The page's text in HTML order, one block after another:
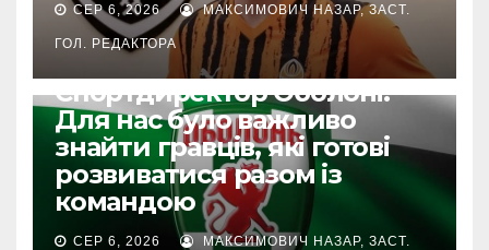
СЕР 6, 2026 МАКСИМОВИЧ НАЗАР, ЗАСТ.
ГОЛ. РЕДАКТОРА
Спортдиректор Оболоні:
Для нас було важливо
знайти гравців, які готові
розвиватися разом із
командою
СЕР 6, 2026 МАКСИМОВИЧ НАЗАР, ЗАСТ.